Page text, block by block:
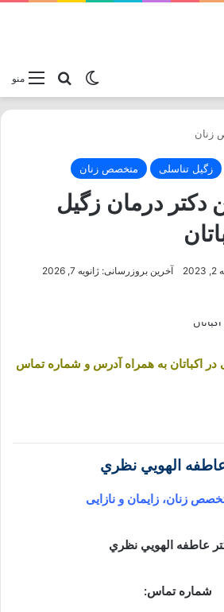
منوجستجو
تغییر پوسته
زنان
زگیل تناسلی متخصص زنان
دکتر درمان زگیل
آخرین بروزرسانی: ژانویه 7, 2026
در اکباتان به همراه آدرس و شماره تماس
الهويي نظري
زنان، زایمان و نازایی
شماره تماس: